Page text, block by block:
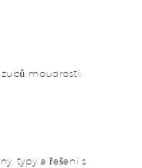
moudrosti:
typy a řešení s